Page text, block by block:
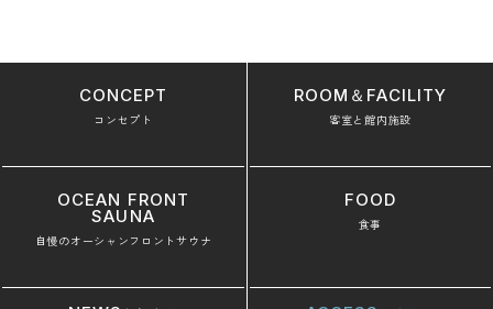
CONCEPT
コンセプト
ROOM＆FACILITY
客室と館内施設
OCEAN FRONT
SAUNA
自慢のオーシャンフロントサウナ
FOOD
食事